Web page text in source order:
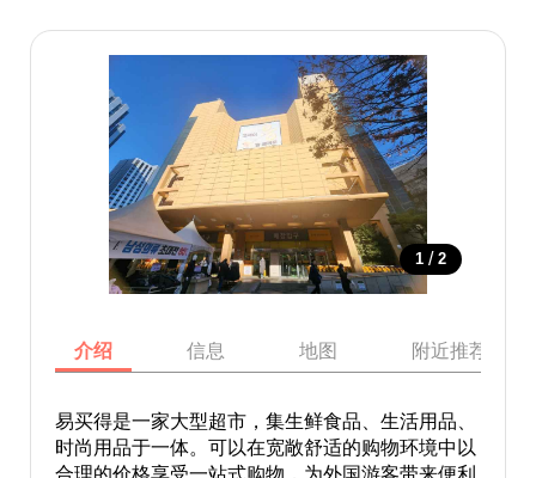
1 / 2
介绍 信息 地图 附近推荐景点
易买得是一家大型超市，集生鲜食品、生活用品、
时尚用品于一体。可以在宽敞舒适的购物环境中以
合理的价格享受一站式购物，为外国游客带来便利